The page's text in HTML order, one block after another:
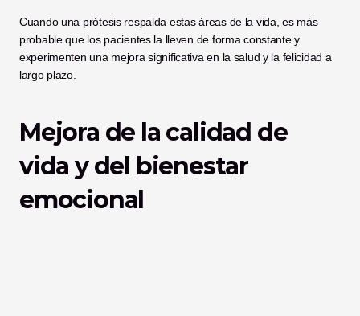
Cuando una prótesis respalda estas áreas de la vida, es más
probable que los pacientes la lleven de forma constante y
experimenten una mejora significativa en la salud y la felicidad a
largo plazo.
Mejora de la calidad de
vida y del bienestar
emocional